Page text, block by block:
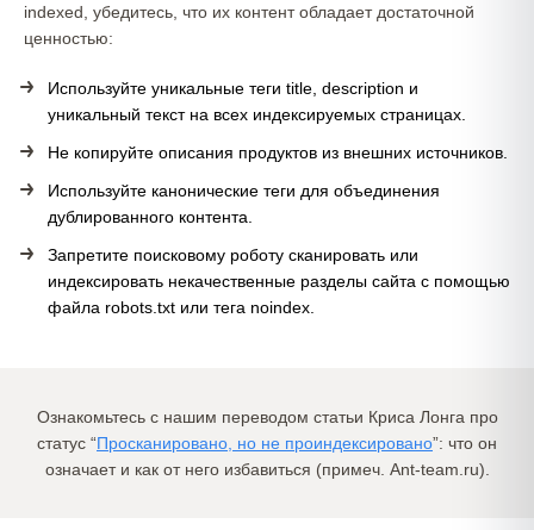
indexed, убедитесь, что их контент обладает достаточной
ценностью:
Используйте уникальные теги title, description и
уникальный текст на всех индексируемых страницах.
Не копируйте описания продуктов из внешних источников.
Используйте канонические теги для объединения
дублированного контента.
Запретите поисковому роботу сканировать или
индексировать некачественные разделы сайта с помощью
файла robots.txt или тега noindex.
Ознакомьтесь с нашим переводом статьи Криса Лонга про
статус “Просканировано, но не проиндексировано”: что он
означает и как от него избавиться (примеч. Ant-team.ru).